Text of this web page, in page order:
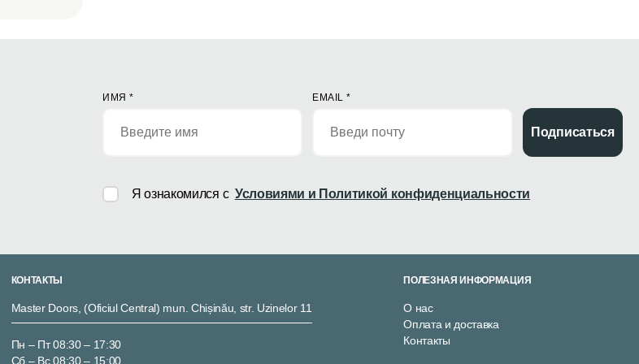
ИМЯ * EMAIL*
Подписаться
Я ознакомился с Условиями и Политикой конфиденциальности
КОНТАКТЫ
Master Doors, (Oficiul Central) mun. Chișinău, str. Uzinelor 11
Пн – Пт 08:30 – 17:30
Сб – Вс 08:30 – 15:00
ПОЛЕЗНАЯ ИНФОРМАЦИЯ
О нас
Оплата и доставка
Контакты